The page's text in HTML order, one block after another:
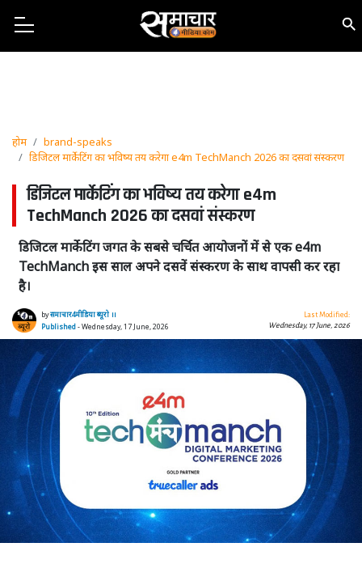
होम
brand-speaks
डिजिटल मार्केटिंग का भविष्य तय करेगा e4m TechManch 2026 का दसवां संस्करण
डिजिटल मार्केटिंग का भविष्य तय करेगा e4m
TechManch 2026 का दसवां संस्करण
डिजिटल मार्केटिंग जगत के सबसे चर्चित आयोजनों में से एक e4m
TechManch इस साल अपने दसवें संस्करण के साथ वापसी कर रहा
है।
byसमाचार4मीडिया ब्यूरो ।।
Published- Wednesday, 17 June, 2026
Last Modified:
Wednesday, 17 June, 2026